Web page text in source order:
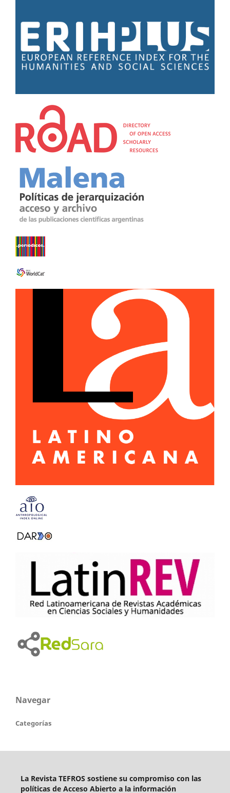
Navegar
Categorías
La Revista TEFROS sostiene su compromiso con las
políticas de Acceso Abierto a la información